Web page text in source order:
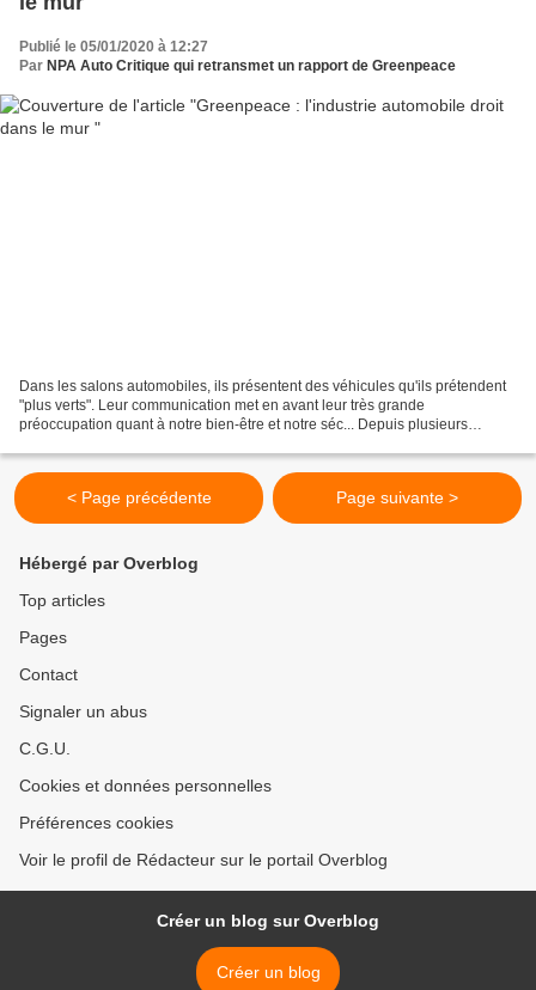
Publié le 05/01/2020 à 12:27
Par NPA Auto Critique qui retransmet un rapport de Greenpeace
Dans les salons automobiles, ils présentent des véhicules qu'ils prétendent
"plus verts". Leur communication met en avant leur très grande
préoccupation quant à notre bien-être et notre séc... Depuis plusieurs
< Page précédente Page suivante >
Hébergé par Overblog
Top articles
Pages
Contact
Signaler un abus
C.G.U.
Cookies et données personnelles
Préférences cookies
Voir le profil de Rédacteur sur le portail Overblog
Créer un blog sur Overblog
Créer un blog